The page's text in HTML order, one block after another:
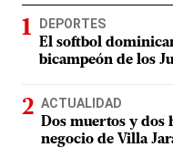
DEPORTES
El softbol
bicampeón de los
ACTUALIDAD
Dos muertos y dos
negocio de Villa